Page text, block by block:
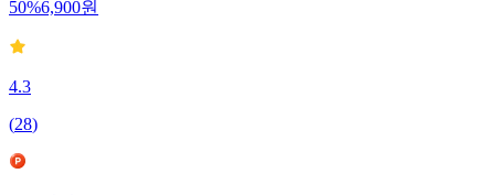
50%6,900원
4.3
(28)